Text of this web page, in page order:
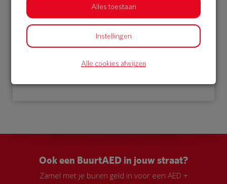
Bekijk alle donateurs
Ook een BuurtAED in jouw straat?
Zamel met je buren geld in voor een AED +
Alles toestaan
Instellingen
Alle cookies afwijzen